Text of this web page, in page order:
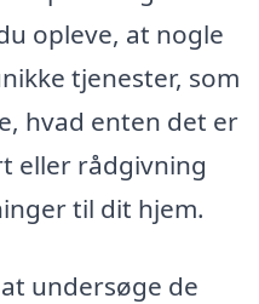
opleve, at nogle
tjenester, som
hvad enten det er
eller rådgivning
til dit hjem.
undersøge de